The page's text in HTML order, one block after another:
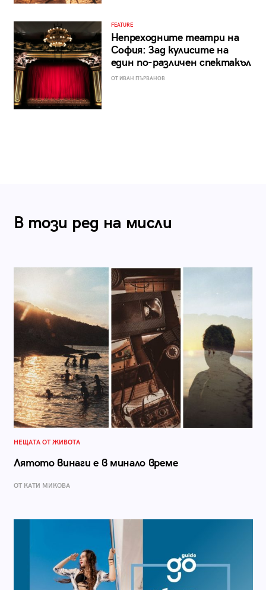
FEATURE
Непреходните театри на
София: Зад кулисите на
един по-различен спектакъл
ОТ ИВАН ПЪРВАНОВ
В този ред на мисли
НЕЩАТА ОТ ЖИВОТА
Лятото винаги е в минало време
ОТ КАТИ МИКОВА